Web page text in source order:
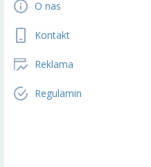
O nas
Kontakt
Reklama
Regulamin